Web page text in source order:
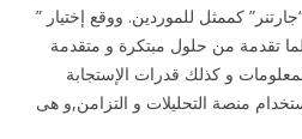
الاستجابة 2017 من “جارتنر” كممثل للموردين. ووقع إختيار ”
تقدمة من حلول مبتكرة و متقدمة
و كذلك قدرات الإستجابة
منصة التحليلات و التزامن,و هى